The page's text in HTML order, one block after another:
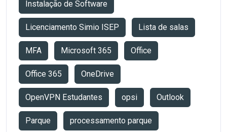
Instalação de Software
Licenciamento Simio ISEP Lista de salas
MFA Microsoft 365 Office
Office 365 OneDrive
OpenVPN Estudantes opsi Outlook
Parque processamento parque